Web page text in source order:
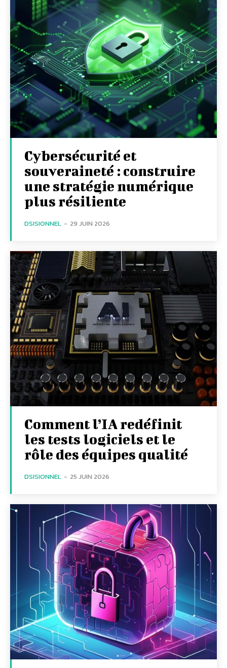
Cybersécurité et
souveraineté : construire
une stratégie numérique
plus résiliente
DSISIONNEL - 29 JUIN 2026
Comment l’IA redéfinit
les tests logiciels et le
rôle des équipes qualité
DSISIONNEL - 25 JUIN 2026